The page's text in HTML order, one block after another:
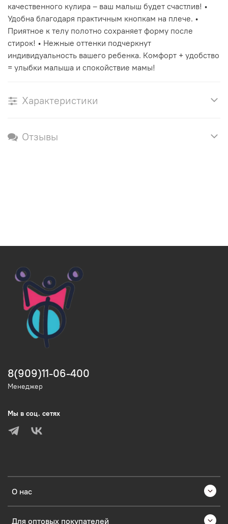
качественного кулира – ваш малыш будет счастлив! •
Удобна благодаря практичным кнопкам на плече. •
Приятное к телу полотно сохраняет форму после
стирок! • Нежные оттенки подчеркнут
индивидуальность вашего ребенка. Комфорт + удобство
= улыбки малыша и спокойствие мамы!
Характеристики
Отзывы
О нас
Для оптовых покупателей
8(909)11-06-400
Менеджер
Мы в соц. сетях